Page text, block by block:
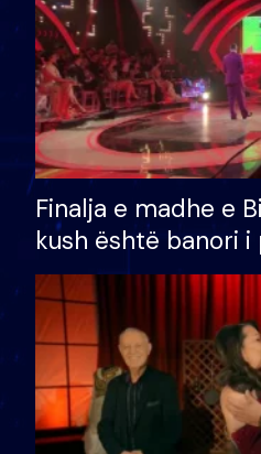
Finalja e madhe e
kush është banori i
shtëpinë dhe
të fituar çmimin e